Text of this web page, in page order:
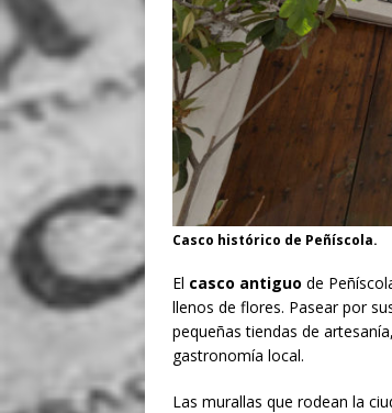
Casco histórico de Peñíscola.
El casco antiguo de
llenos de flores. Pasear por
pequeñas tiendas de
gastronomía local.
Las murallas que rodean la